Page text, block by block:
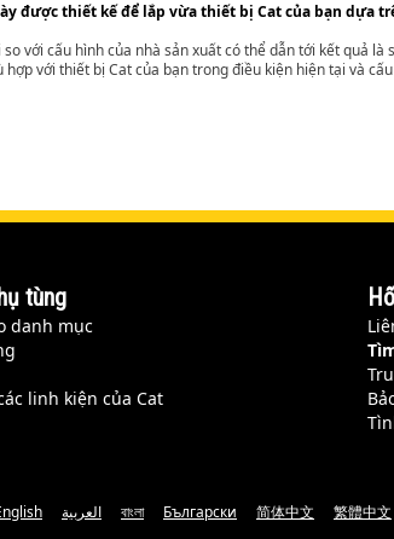
được thiết kế để lắp vừa thiết bị Cat của bạn dựa
so với cấu hình của nhà sản xuất có thể dẫn tới kết quả
hợp với thiết bị Cat của bạn trong điều kiện hiện tại và
tùng
danh mục
linh kiện của Cat
العربية বাংলা Български 简体中文 繁體中文